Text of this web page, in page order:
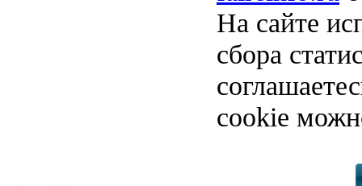
На сайте
сбора
cookie